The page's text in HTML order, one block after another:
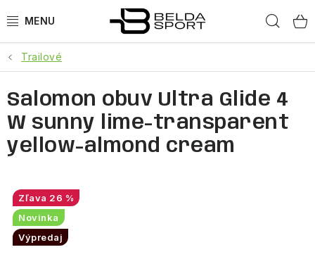
na
ŠPORTY
BEH
OBLEČENIE
OBUV
Trailové
Salomon obuv Ultra Glide 4
W sunny lime-transparent
yellow-almond cream
26 %
Novinka
Výpredaj